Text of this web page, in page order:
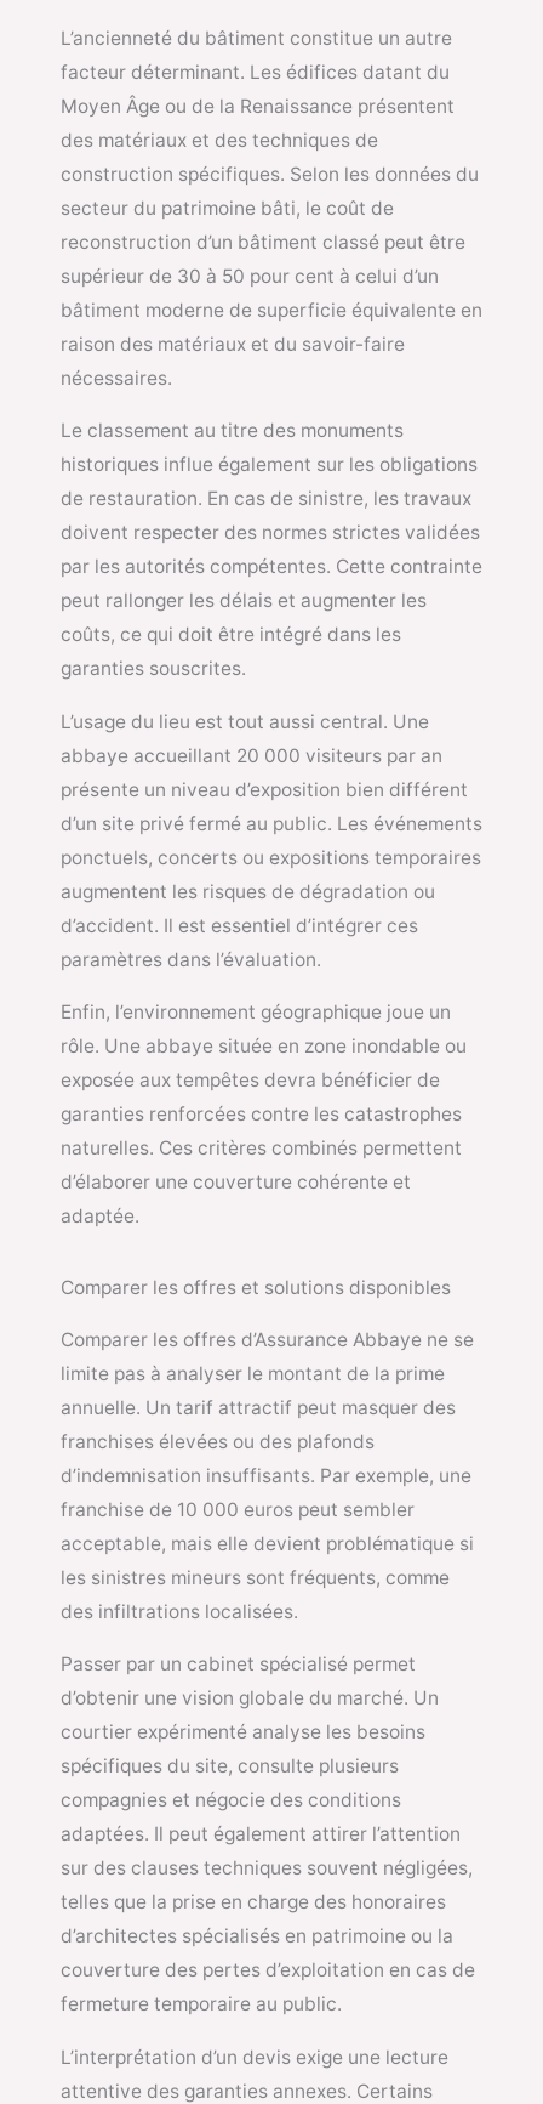
L’ancienneté du bâtiment constitue un autre
facteur déterminant. Les édifices datant du
Moyen Âge ou de la Renaissance présentent
des matériaux et des techniques de
construction spécifiques. Selon les données du
secteur du patrimoine bâti, le coût de
reconstruction d’un bâtiment classé peut être
supérieur de 30 à 50 pour cent à celui d’un
bâtiment moderne de superficie équivalente en
raison des matériaux et du savoir-faire
nécessaires.
Le classement au titre des monuments
historiques influe également sur les obligations
de restauration. En cas de sinistre, les travaux
doivent respecter des normes strictes validées
par les autorités compétentes. Cette contrainte
peut rallonger les délais et augmenter les
coûts, ce qui doit être intégré dans les
garanties souscrites.
L’usage du lieu est tout aussi central. Une
abbaye accueillant 20 000 visiteurs par an
présente un niveau d’exposition bien différent
d’un site privé fermé au public. Les événements
ponctuels, concerts ou expositions temporaires
augmentent les risques de dégradation ou
d’accident. Il est essentiel d’intégrer ces
paramètres dans l’évaluation.
Enfin, l’environnement géographique joue un
rôle. Une abbaye située en zone inondable ou
exposée aux tempêtes devra bénéficier de
garanties renforcées contre les catastrophes
naturelles. Ces critères combinés permettent
d’élaborer une couverture cohérente et
adaptée.
Comparer les offres et solutions disponibles
Comparer les offres d’Assurance Abbaye ne se
limite pas à analyser le montant de la prime
annuelle. Un tarif attractif peut masquer des
franchises élevées ou des plafonds
d’indemnisation insuffisants. Par exemple, une
franchise de 10 000 euros peut sembler
acceptable, mais elle devient problématique si
les sinistres mineurs sont fréquents, comme
des infiltrations localisées.
Passer par un cabinet spécialisé permet
d’obtenir une vision globale du marché. Un
courtier expérimenté analyse les besoins
spécifiques du site, consulte plusieurs
compagnies et négocie des conditions
adaptées. Il peut également attirer l’attention
sur des clauses techniques souvent négligées,
telles que la prise en charge des honoraires
d’architectes spécialisés en patrimoine ou la
couverture des pertes d’exploitation en cas de
fermeture temporaire au public.
L’interprétation d’un devis exige une lecture
attentive des garanties annexes. Certains